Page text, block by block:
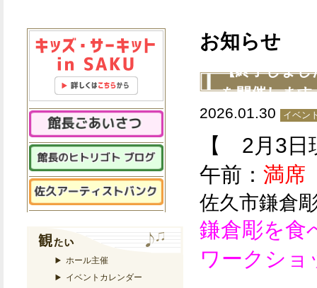
ホール主催
イベントカレンダー
お知らせ
【終了しま
を開催します
2026.01.30
イベン
【 2月3
午前： 満席
佐久市鎌倉
鎌倉彫を
ワークショ